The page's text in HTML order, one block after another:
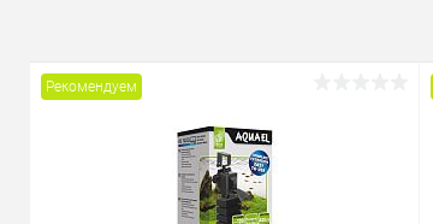
Рекомендуем